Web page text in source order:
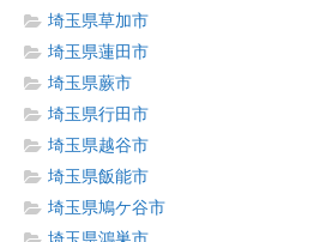
埼玉県草加市
埼玉県蓮田市
埼玉県蕨市
埼玉県行田市
埼玉県越谷市
埼玉県飯能市
埼玉県鳩ケ谷市